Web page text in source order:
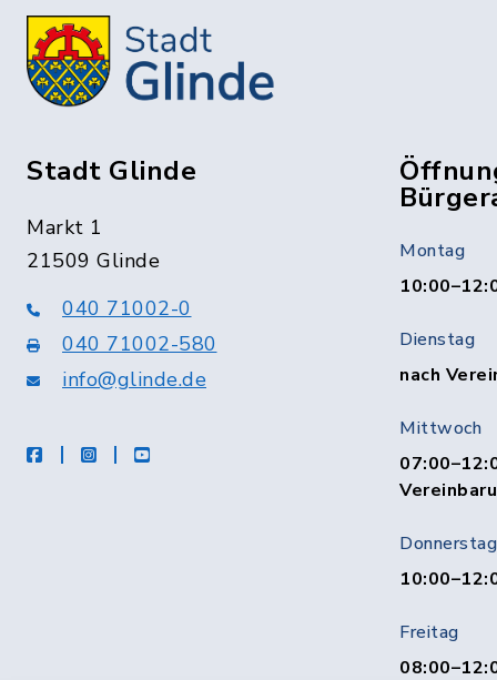
Stadt Glinde
Markt 1
21509 Glinde
040 71002-0
040 71002-580
info@glinde.de
facebookinstagramYoutube
Montag
Dienstag
nach
Mittwoch
Donnerstag
Freitag